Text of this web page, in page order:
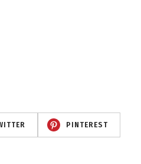
PINTEREST